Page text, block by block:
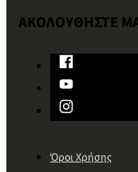
ΑΚΟΛΟΥΘΗΣΤΕ
Όροι Χρήσης